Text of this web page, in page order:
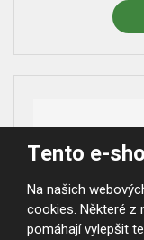
Tento e-
Na našich
cookies. Některé z
pomáhají vylepšit